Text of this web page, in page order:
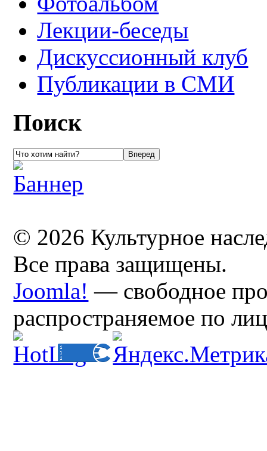
Лекции-беседы
Дискуссионный клуб
Публикации в СМИ
Поиск
© 2026 Культурное
Все права защищены.
Joomla! — свободное
распространяемое по